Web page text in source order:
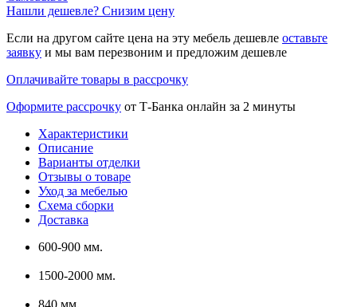
Нашли дешевле? Снизим цену
Если на другом сайте цена на эту мебель дешевле оставьте
заявку и мы вам перезвоним и предложим дешевле
Оплачивайте товары в рассрочку
Оформите рассрочку от Т-Банка онлайн за 2 минуты
Характеристики
Описание
Варианты отделки
Отзывы о товаре
Уход за мебелью
Схема сборки
Доставка
600-900 мм.
1500-2000 мм.